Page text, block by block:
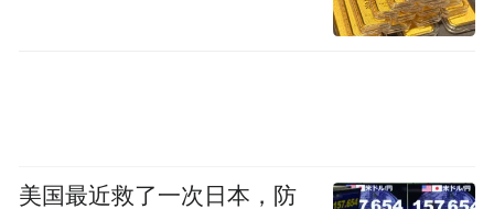
美国最近救了一次日本，防